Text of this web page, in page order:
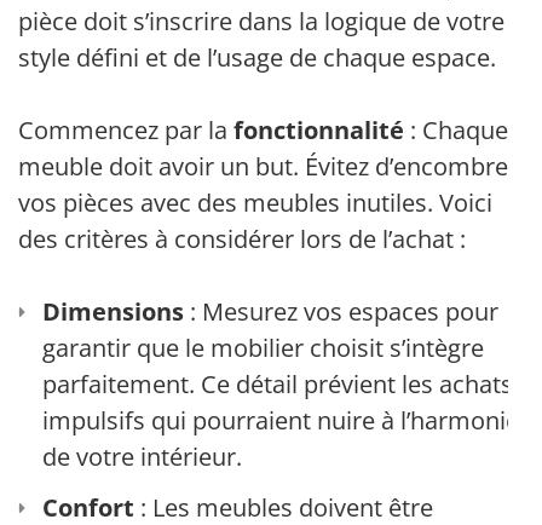
pièce doit s’inscrire dans la logique de votre
style défini et de l’usage de chaque espace.
Commencez par la fonctionnalité : Chaque
meuble doit avoir un but. Évitez d’encombrer
vos pièces avec des meubles inutiles. Voici
des critères à considérer lors de l’achat :
Dimensions : Mesurez vos espaces pour
garantir que le mobilier choisit s’intègre
parfaitement. Ce détail prévient les achats
impulsifs qui pourraient nuire à l’harmonie
de votre intérieur.
Confort : Les meubles doivent être